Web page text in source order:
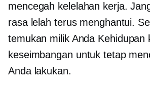
mencegah kelelahan kerja.
rasa lelah terus menghantui.
temukan milik Anda Kehidupan
keseimbangan untuk tetap
Anda lakukan.